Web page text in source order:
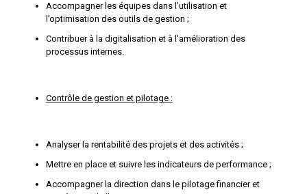
Accompagner les équipes dans l’utilisation et
l’optimisation des outils de gestion ;
Contribuer à la digitalisation et à l’amélioration des
processus internes.
Contrôle de gestion et pilotage :
Analyser la rentabilité des projets et des activités ;
Mettre en place et suivre les indicateurs de performance ;
Accompagner la direction dans le pilotage financier et